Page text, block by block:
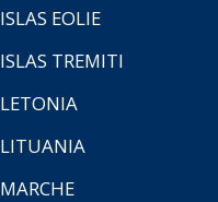
ISLAS EOLIE
ISLAS TREMITI
LETONIA
LITUANIA
MARCHE